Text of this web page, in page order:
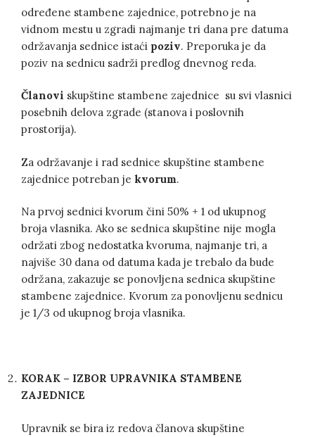
određene stambene zajednice, potrebno je na
vidnom mestu u zgradi najmanje tri dana pre datuma
održavanja sednice istaći poziv. Preporuka je da
poziv na sednicu sadrži predlog dnevnog reda.
Članovi skupštine stambene zajednice su svi vlasnici
posebnih delova zgrade (stanova i poslovnih
prostorija).
Za održavanje i rad sednice skupštine stambene
zajednice potreban je kvorum.
Na prvoj sednici kvorum čini 50% + 1 od ukupnog
broja vlasnika. Ako se sednica skupštine nije mogla
održati zbog nedostatka kvoruma, najmanje tri, a
najviše 30 dana od datuma kada je trebalo da bude
održana, zakazuje se ponovljena sednica skupštine
stambene zajednice. Kvorum za ponovljenu sednicu
je 1/3 od ukupnog broja vlasnika.
KORAK – IZBOR UPRAVNIKA STAMBENE
ZAJEDNICE
Upravnik se bira iz redova članova skupštine